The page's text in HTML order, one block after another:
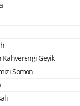
Kahverengi Geyik
Somon